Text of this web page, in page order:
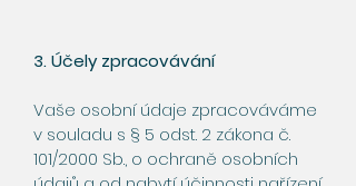
3. Účely zpracovávání
Vaše osobní údaje zpracováváme
v souladu s § 5 odst. 2 zákona č.
101/2000 Sb., o ochraně osobních